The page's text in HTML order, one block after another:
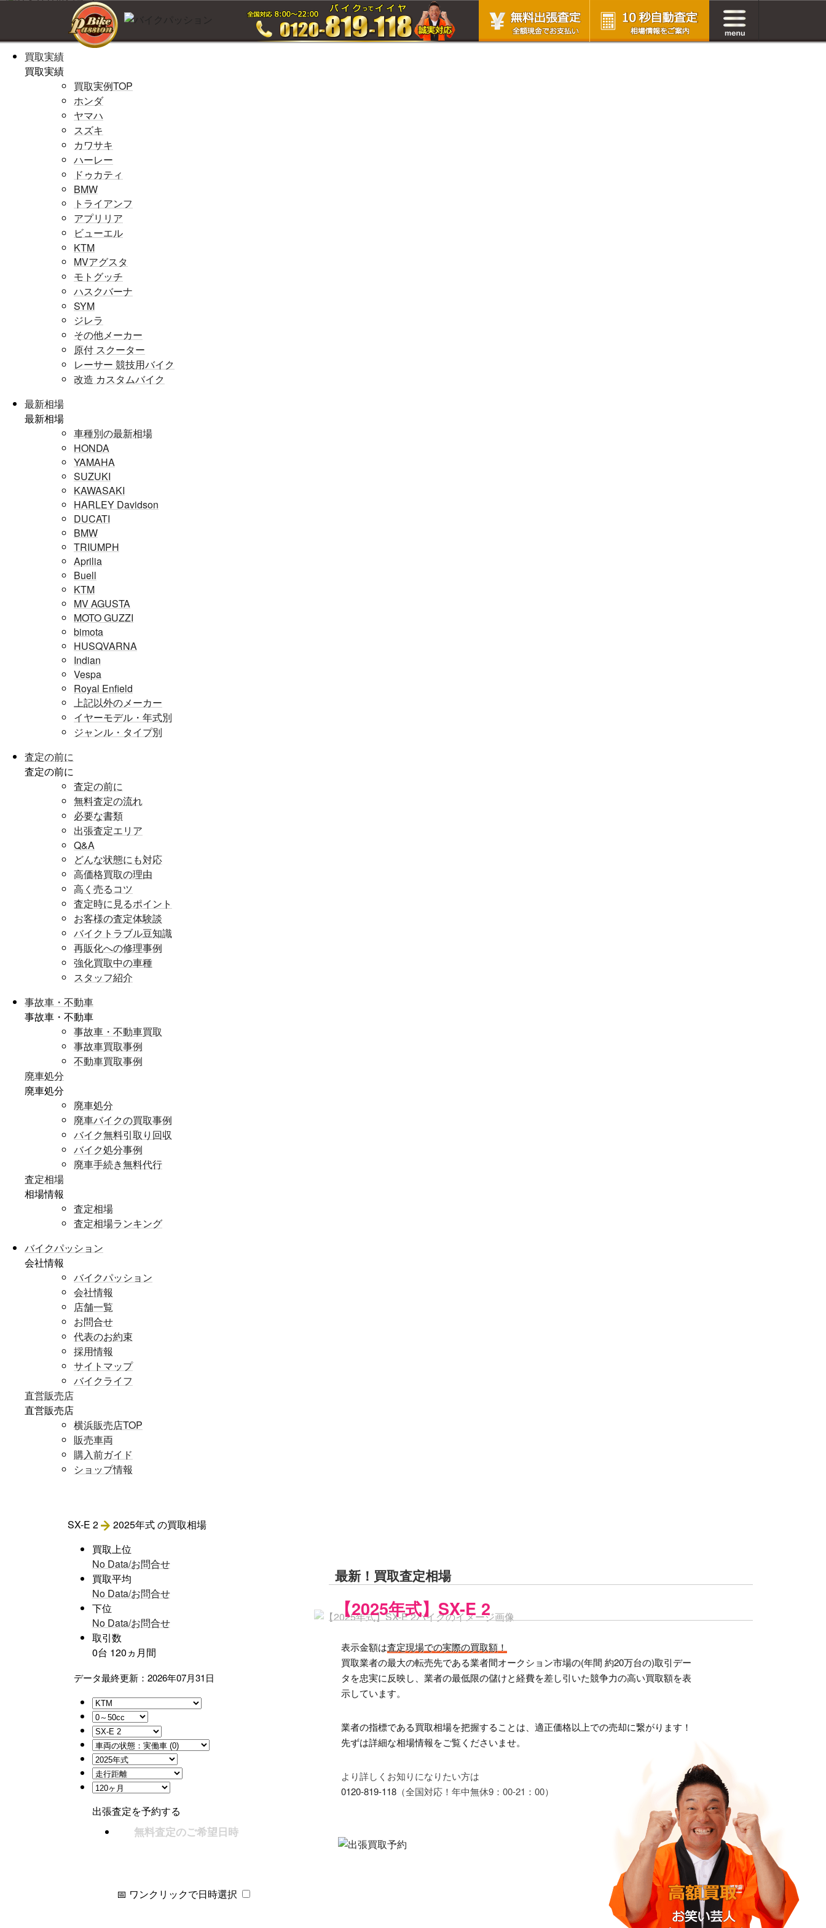
ホームページ
ホームページ
買取実績
買取実績
買取実例TOP
ホンダ
ヤマハ
スズキ
カワサキ
ハーレー
ドゥカティ
BMW
トライアンフ
アプリリア
ビューエル
KTM
MVアグスタ
モトグッチ
ハスクバーナ
SYM
ジレラ
その他メーカー
原付 スクーター
レーサー 競技用バイク
改造 カスタムバイク
最新相場
最新相場
車種別の最新相場
HONDA
YAMAHA
SUZUKI
KAWASAKI
HARLEY Davidson
DUCATI
BMW
TRIUMPH
Aprilia
Buell
KTM
MV AGUSTA
MOTO GUZZI
bimota
HUSQVARNA
Indian
Vespa
Royal Enfield
上記以外のメーカー
イヤーモデル・年式別
ジャンル・タイプ別
査定の前に
査定の前に
査定の前に
無料査定の流れ
必要な書類
出張査定エリア
Q&A
どんな状態にも対応
高価格買取の理由
高く売るコツ
査定時に見るポイント
お客様の査定体験談
バイクトラブル豆知識
再販化への修理事例
強化買取中の車種
スタッフ紹介
事故車・不動車
事故車・不動車
事故車・不動車買取
事故車買取事例
不動車買取事例
廃車処分
廃車処分
廃車処分
廃車バイクの買取事例
バイク無料引取り回収
バイク処分事例
廃車手続き無料代行
査定相場
相場情報
査定相場
査定相場ランキング
バイクパッション
会社情報
バイクパッション
会社情報
店舗一覧
お問合せ
代表のお約束
採用情報
サイトマップ
バイクライフ
直営販売店
直営販売店
横浜販売店TOP
販売車両
購入前ガイド
ショップ情報
最新！買取査定相場
【2025年式】SX-E 2
表示金額は査定現場での実際の買取額！
買取業者の最大の転売先である業者間オークション市場の(年間 約20万台の)取引デー
タを忠実に反映し、業者の最低限の儲けと経費を差し引いた競争力の高い買取額を表
示しています。
業者の指標である買取相場を把握することは、適正価格以上での売却に繋がります！
先ずは詳細な相場情報をご覧くださいませ。
より詳しくお知りになりたい方は
0120-819-118（全国対応！年中無休9：00-21：00）
SX-E 2 2025年式の買取相場
買取上位
No Data/お問合せ
買取平均
No Data/お問合せ
下位
No Data/お問合せ
取引数
0台 120ヵ月間
データ最終更新：2026年07月31日
出張査定を予約する
無料査定のご希望日時
📅 ワンクリックで日時選択